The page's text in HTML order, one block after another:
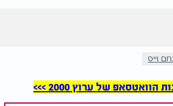
וייס
של ערוץ 2000 >>>